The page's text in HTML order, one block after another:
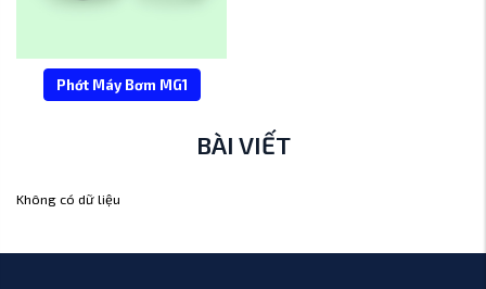
Phớt Máy Bơm MG1
BÀI VIẾT
Không có dữ liệu